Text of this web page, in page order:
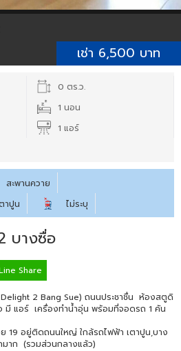
เช่า 6,500 บาท
0 ตร.ว.
1 นอน
1 แอร์
สะพานควาย
าปูน
ไม่ระบุ
บางซื่อ
Share
2 Bang Sue) ถนนประชาชื่น ห้องสตูดิ
มี แอร์ เครื่องทำน้ำอุ่น พร้อมที่จอดรถ 1 คัน
19 อยู่ติดถนนใหญ่ ใกล้รถไฟฟ้า เตาปูน,บาง
มาก (รวมส่วนกลางแล้ว)